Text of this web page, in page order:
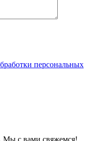
персональных